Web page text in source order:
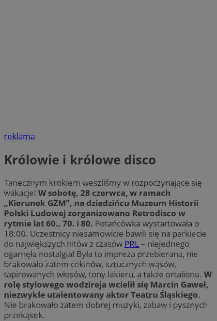
reklama
Królowie i królowe disco
Tanecznym krokiem weszliśmy w rozpoczynające się
wakacje! W sobotę, 28 czerwca, w ramach
„Kierunek GZM”, na dziedzińcu Muzeum Historii
Polski Ludowej zorganizowano Retrodisco w
rytmie lat 60., 70. i 80. Potańcówka wystartowała o
18:00. Uczestnicy niesamowicie bawili się na parkiecie
do największych hitów z czasów PRL– niejednego
ogarnęła nostalgia! Była to impreza przebierana, nie
brakowało zatem cekinów, sztucznych wąsów,
tapirowanych włosów, tony lakieru, a także ortalionu. W
rolę stylowego wodzireja wcielił się Marcin Gaweł,
niezwykle utalentowany aktor Teatru Śląskiego.
Nie brakowało zatem dobrej muzyki, zabaw i pysznych
przekąsek.